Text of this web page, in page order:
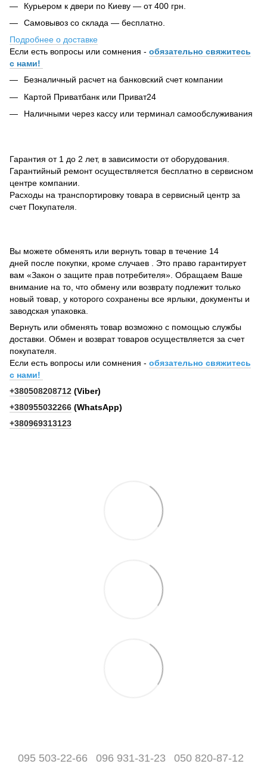
Курьером к двери по Киеву — от 400 грн.
Самовывоз со склада — бесплатно.
Подробнее о доставке
Если есть вопросы или сомнения - обязательно свяжитесь
с нами!
Безналичный расчет на банковский счет компании
Картой Приватбанк или Приват24
Наличными через кассу или терминал самообслуживания
Гарантия от 1 до 2 лет, в зависимости от оборудования.
Гарантийный ремонт осуществляется бесплатно в сервисном
центре компании.
Расходы на транспортировку товара в сервисный центр за
счет Покупателя.
Вы можете обменять или вернуть товар в течение 14
дней после покупки, кроме случаев . Это право гарантирует
вам «Закон о защите прав потребителя». Обращаем Ваше
внимание на то, что обмену или возврату подлежит только
новый товар, у которого сохранены все ярлыки, документы и
заводская упаковка.
Вернуть или обменять товар возможно с помощью службы
доставки. Обмен и возврат товаров осуществляется за счет
покупателя.
Если есть вопросы или сомнения - обязательно свяжитесь
с нами!
+380508208712 (Viber)
+380955032266 (WhatsApp)
+380969313123
095 503-22-66 096 931-31-23 050 820-87-12